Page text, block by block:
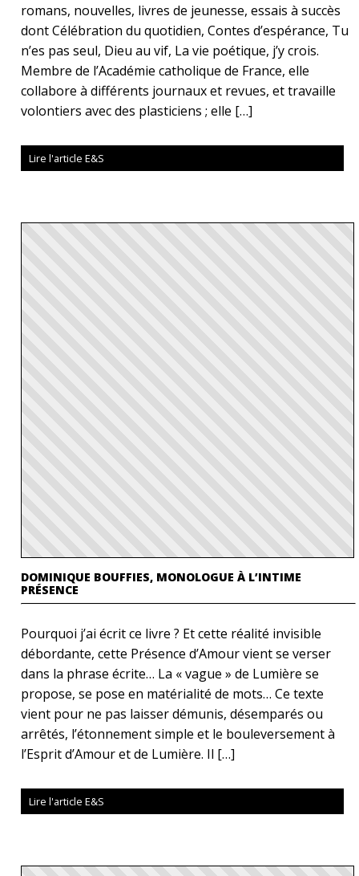
romans, nouvelles, livres de jeunesse, essais à succès
dont Célébration du quotidien, Contes d’espérance, Tu
n’es pas seul, Dieu au vif, La vie poétique, j’y crois.
Membre de l’Académie catholique de France, elle
collabore à différents journaux et revues, et travaille
volontiers avec des plasticiens ; elle […]
Lire l'article E&S
DOMINIQUE BOUFFIES, MONOLOGUE À L’INTIME
PRÉSENCE
Pourquoi j’ai écrit ce livre ? Et cette réalité invisible
débordante, cette Présence d’Amour vient se verser
dans la phrase écrite… La « vague » de Lumière se
propose, se pose en matérialité de mots… Ce texte
vient pour ne pas laisser démunis, désemparés ou
arrêtés, l’étonnement simple et le bouleversement à
l’Esprit d’Amour et de Lumière. Il […]
Lire l'article E&S